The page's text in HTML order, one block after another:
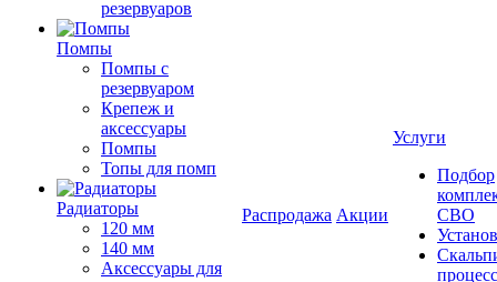
резервуаров
Помпы
Помпы с
резервуаром
Крепеж и
аксессуары
Помпы
Топы для помп
Радиаторы
120 мм
140 мм
Аксессуары для
Распродажа Акции
Услуги
Подбор
СВО